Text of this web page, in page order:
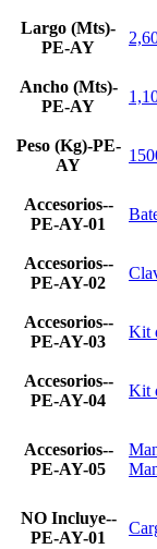
Largo (Mts)-
PE-AY
Ancho (Mts)-
PE-AY
Peso (Kg)-PE-
AY
Accesorios--
PE-AY-01
Accesorios--
PE-AY-02
Accesorios--
PE-AY-03
Kit
Accesorios--
PE-AY-04
Kit
Accesorios--
PE-AY-05
NO Incluye--
PE-AY-01